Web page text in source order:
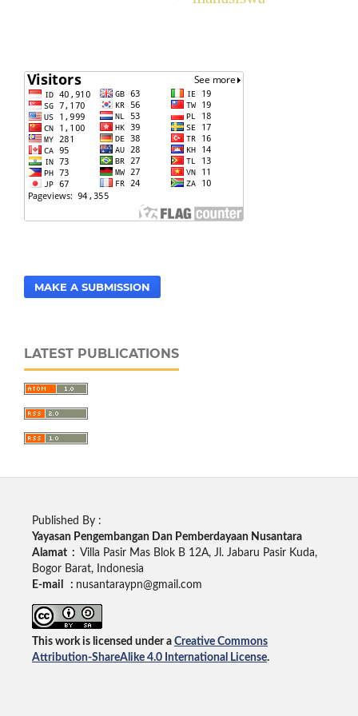
MAKE A SUBMISSION
LATEST PUBLICATIONS
Published By :
Yayasan Pengembangan Dan Pemberdayaan Nusantara
Alamat : Villa Pasir Mas Blok B 12A, Jl. Jabaru Pasir Kuda,
Bogor Barat, Indonesia
E-mail : nusantaraypn@gmail.com
This work is licensed under a Creative Commons
Attribution-ShareAlike 4.0 International License.